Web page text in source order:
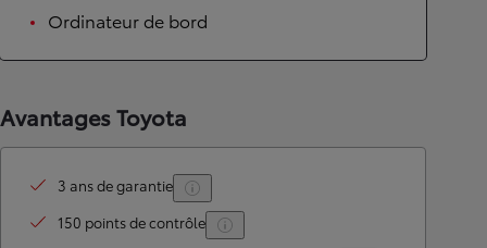
Ordinateur de bord
Avantages Toyota
3 ans de garantie
150 points de contrôle